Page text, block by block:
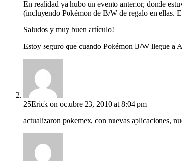
En realidad ya hubo un evento anterior, donde
(incluyendo Pokémon de B/W de regalo en ellas.
Saludos y muy buen artículo!
Estoy seguro que cuando Pokémon B/W llegue a
25Erick on octubre 23, 2010 at 8:04 pm
actualizaron pokemex, con nuevas aplicaciones,